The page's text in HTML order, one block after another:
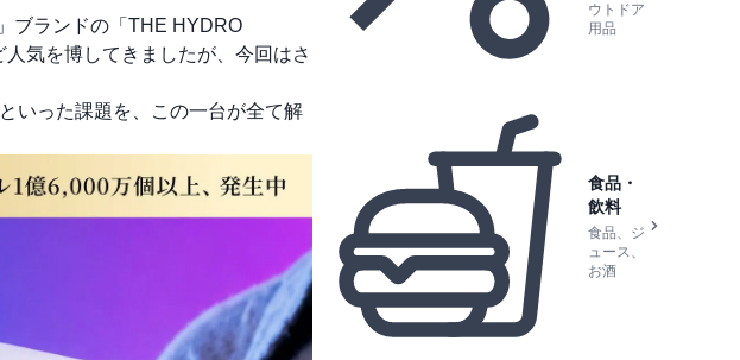
ブランドの「THE HYDRO
気を博してきましたが、今回はさ
いった課題を、この一台が全て解
ウトドア
用品
食品・
飲料
食品、ジ
ュース、
お酒